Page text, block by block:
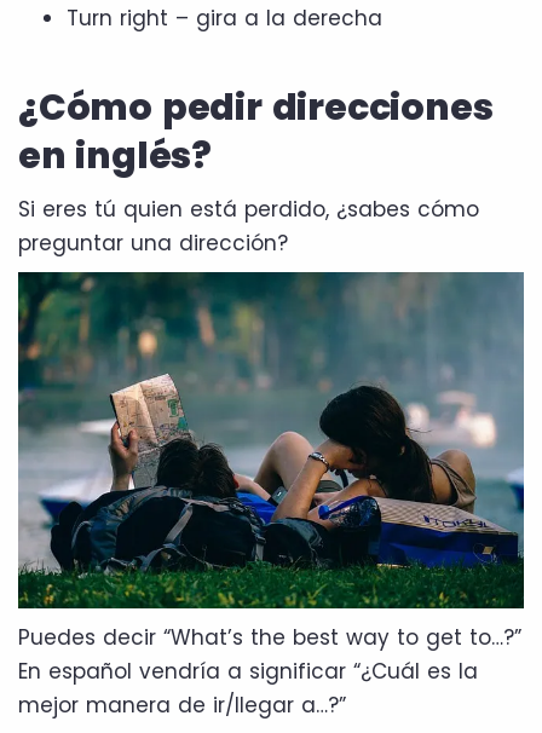
Turn right – gira a la derecha
¿Cómo pedir direcciones
en inglés?
Si eres tú quien está perdido, ¿sabes cómo
preguntar una dirección?
Puedes decir “What’s the best way to get to…?”
En español vendría a significar “¿Cuál es la
mejor manera de ir/llegar a…?”